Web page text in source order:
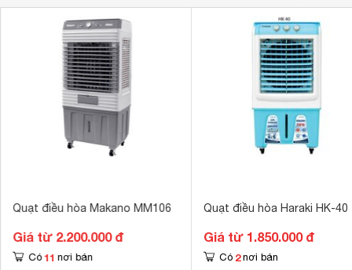
Quạt điều hòa Makano MM106
Giá từ 2.200.000 đ
Có 11 nơi bán
Quạt điều hòa Haraki HK-40
Giá từ 1.850.000 đ
Có 2 nơi bán